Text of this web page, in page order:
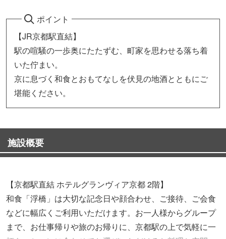
ポイント
【JR京都駅直結】
駅の喧騒の一歩奥にたたずむ、町家を思わせる落ち着
いた佇まい。
京に息づく和食とおもてなしを伏見の地酒とともにご
堪能ください。
施設概要
【京都駅直結 ホテルグランヴィア京都 2階】
和食「浮橋」は大切な記念日や顔合わせ、ご接待、ご会食
などに幅広くご利用いただけます。お一人様からグループ
まで、お仕事帰りや旅のお帰りに、京都駅の上で気軽に一